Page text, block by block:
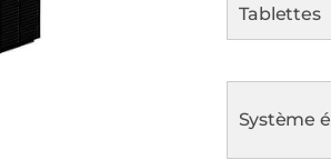
Tablettes
Système